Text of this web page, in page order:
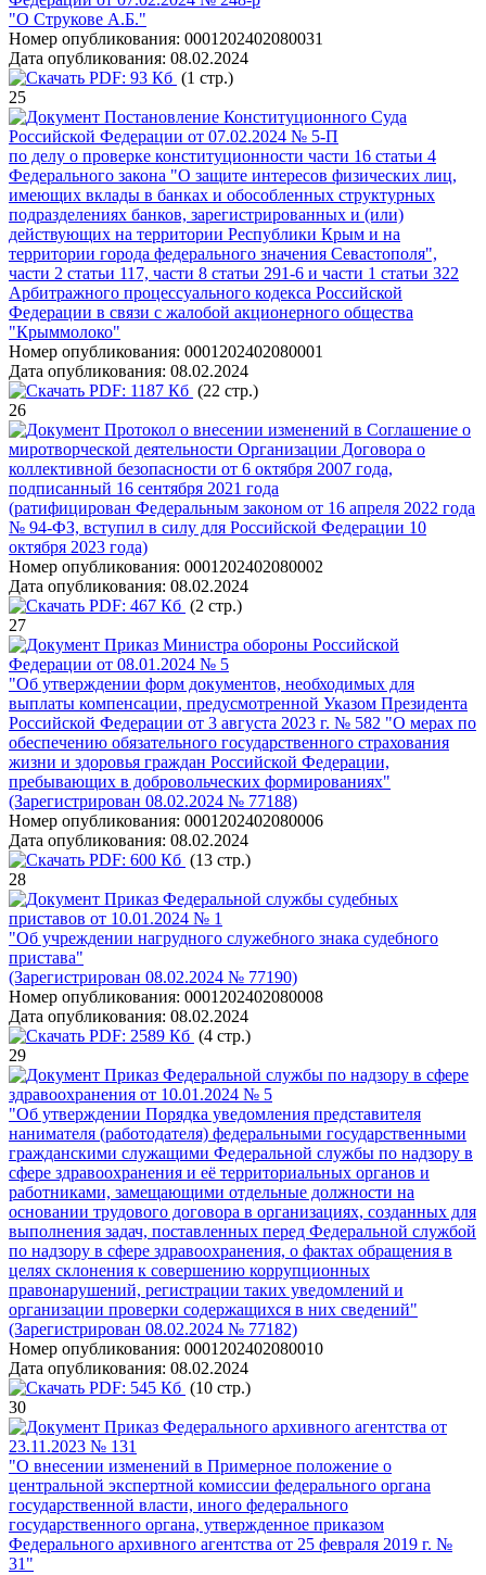
"О Струкове А.Б."
Номер опубликования: 0001202402080031
Дата опубликования: 08.02.2024
PDF: 93 Кб (1 стр.)
25
Постановление Конституционного Суда
Российской Федерации от 07.02.2024 № 5-П
по делу о проверке конституционности части 16 статьи 4
Федерального закона "О защите интересов физических лиц,
имеющих вклады в банках и обособленных структурных
подразделениях банков, зарегистрированных и (или)
действующих на территории Республики Крым и на
территории города федерального значения Севастополя",
части 2 статьи 117, части 8 статьи 291-6 и части 1 статьи 322
Арбитражного процессуального кодекса Российской
Федерации в связи с жалобой акционерного общества
"Крыммолоко"
Номер опубликования: 0001202402080001
Дата опубликования: 08.02.2024
PDF: 1187 Кб (22 стр.)
26
Протокол о внесении изменений в Соглашение о
миротворческой деятельности Организации Договора о
коллективной безопасности от 6 октября 2007 года,
подписанный 16 сентября 2021 года
(ратифицирован Федеральным законом от 16 апреля 2022 года
№ 94-ФЗ, вступил в силу для Российской Федерации 10
октября 2023 года)
Номер опубликования: 0001202402080002
Дата опубликования: 08.02.2024
PDF: 467 Кб (2 стр.)
27
Приказ Министра обороны Российской
Федерации от 08.01.2024 № 5
"Об утверждении форм документов, необходимых для
выплаты компенсации, предусмотренной Указом Президента
Российской Федерации от 3 августа 2023 г. № 582 "О мерах по
обеспечению обязательного государственного страхования
жизни и здоровья граждан Российской Федерации,
пребывающих в добровольческих формированиях"
(Зарегистрирован 08.02.2024 № 77188)
Номер опубликования: 0001202402080006
Дата опубликования: 08.02.2024
PDF: 600 Кб (13 стр.)
28
Приказ Федеральной службы судебных
приставов от 10.01.2024 № 1
"Об учреждении нагрудного служебного знака судебного
пристава"
(Зарегистрирован 08.02.2024 № 77190)
Номер опубликования: 0001202402080008
Дата опубликования: 08.02.2024
PDF: 2589 Кб (4 стр.)
29
Приказ Федеральной службы по надзору в сфере
здравоохранения от 10.01.2024 № 5
"Об утверждении Порядка уведомления представителя
нанимателя (работодателя) федеральными государственными
гражданскими служащими Федеральной службы по надзору в
сфере здравоохранения и её территориальных органов и
работниками, замещающими отдельные должности на
основании трудового договора в организациях, созданных для
выполнения задач, поставленных перед Федеральной службой
по надзору в сфере здравоохранения, о фактах обращения в
целях склонения к совершению коррупционных
правонарушений, регистрации таких уведомлений и
организации проверки содержащихся в них сведений"
(Зарегистрирован 08.02.2024 № 77182)
Номер опубликования: 0001202402080010
Дата опубликования: 08.02.2024
PDF: 545 Кб (10 стр.)
30
Приказ Федерального архивного агентства от
23.11.2023 № 131
"О внесении изменений в Примерное положение о
центральной экспертной комиссии федерального органа
государственной власти, иного федерального
государственного органа, утвержденное приказом
Федерального архивного агентства от 25 февраля 2019 г. №
31"